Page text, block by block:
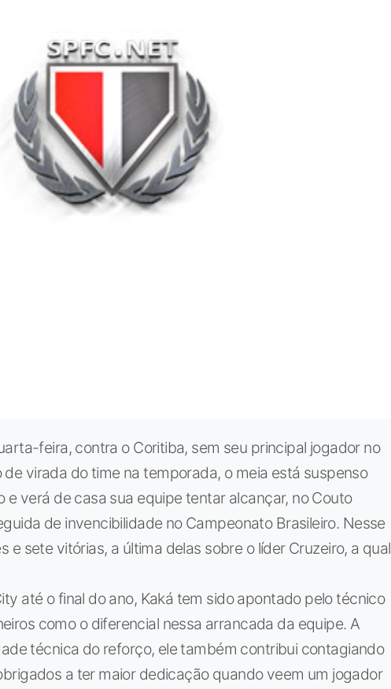
feira, contra o Coritiba, sem seu principal jogador no
virada do time na temporada, o meia está suspenso
e verá de casa sua equipe tentar alcançar, no Couto
de invencibilidade no Campeonato Brasileiro. Nesse
e sete vitórias, a última delas sobre o líder Cruzeiro, a qual
até o final do ano, Kaká tem sido apontado pelo técnico
como o diferencial nessa arrancada da equipe. A
técnica do reforço, ele também contribui contagiando
a ter maior dedicação quando veem um jogador